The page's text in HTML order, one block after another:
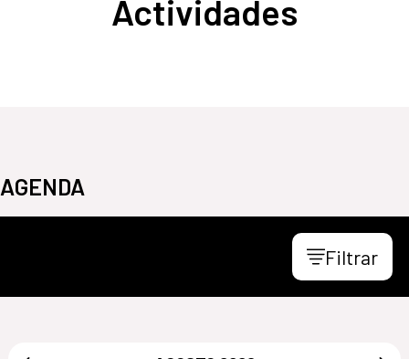
Actividades
AGENDA
Filtrar